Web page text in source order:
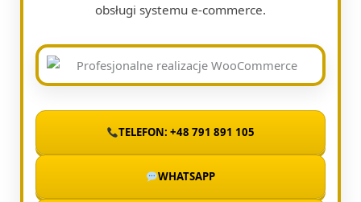
obsługi systemu e-commerce.
TELEFON: +48 791 891 105
WHATSAPP